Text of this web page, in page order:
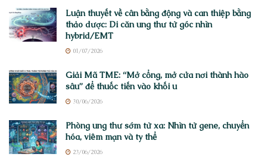
Luận thuyết về cân bằng động và can thiệp bằng
thảo dược: Di căn ung thư từ góc nhìn
hybrid/EMT
01/07/2026
Giải Mã TME: “Mở cổng, mở cửa nơi thành hào
sâu” để thuốc tiến vào khối u
30/06/2026
Phòng ung thư sớm từ xa: Nhìn từ gene, chuyển
hóa, viêm mạn và ty thể
23/06/2026